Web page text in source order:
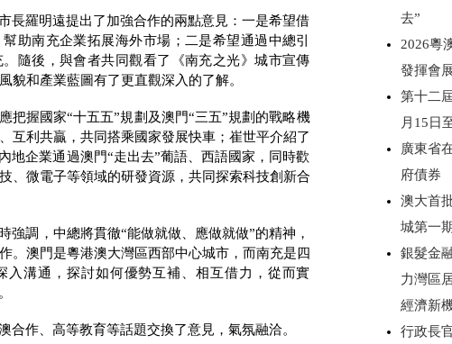
長羅明遠提出了加強合作的兩點意見：一是希望借
助南充企業拓展海外市場；二是希望通過中總引
隨後，與會者共同觀看了《南充之光》城市宣傳
貌和產業藍圖有了更直觀深入的了解。
把握國家“十五五”規劃及澳門“三五”規劃的戰略機
互利共贏，共同搭乘國家發展快車；崔世平介紹了
地企業通過澳門“走出去”葡語、西語國家，同時歡
、微電子等領域的研發資源，共同探索科技創新合
強調，中總將貫徹“能做就做、應做就做”的精神，
。澳門是粵港澳大灣區西部中心城市，而南充是四
入溝通，探討如何優勢互補、相互借力，從而實
合作、高等教育等話題交換了意見，氣氛融洽。
去”
2026粵
發揮會
第十二
月15日
廣東省
府債券
澳大首
城第一
銀髮金
力灣區
經濟新
行政長